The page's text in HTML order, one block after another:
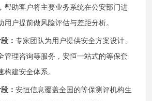
帮助客户将主要业务系统在公安部门进
用户提前做风险评估与差距分析。
：专家团队为用户提供安全方案设计、
管理咨询等服务，安恒一站式的等保套
构建安全体系。
：安恒信息覆盖全国的等保测评机构生